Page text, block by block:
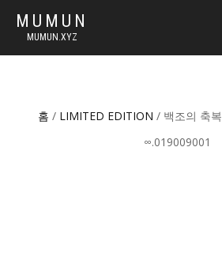
MUMUN
MUMUN.XYZ
홈 / LIMITED EDITION / 백조의 축
∞.019009001